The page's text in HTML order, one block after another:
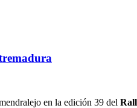
en la edición 39 del